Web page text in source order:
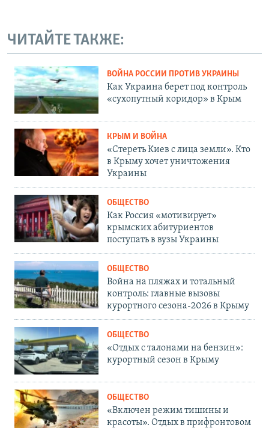
ЧИТАЙТЕ ТАКЖЕ:
ВОЙНА РОССИИ ПРОТИВ УКРАИНЫ
Как Украина берет под контроль
«сухопутный коридор» в Крым
КРЫМ И ВОЙНА
«Стереть Киев с лица земли». Кто
в Крыму хочет уничтожения
Украины
ОБЩЕСТВО
Как Россия «мотивирует»
крымских абитуриентов
поступать в вузы Украины
ОБЩЕСТВО
Война на пляжах и тотальный
контроль: главные вызовы
курортного сезона-2026 в Крыму
ОБЩЕСТВО
«Отдых с талонами на бензин»:
курортный сезон в Крыму
ОБЩЕСТВО
«Включен режим тишины и
красоты». Отдых в прифронтовом